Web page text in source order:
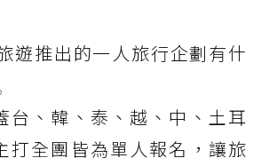
遊推出的一人旅行企劃有什
台、韓、泰、越、中、土耳
打全團皆為單人報名，讓旅